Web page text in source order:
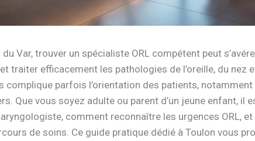
Var, trouver un spécialiste ORL compétent peut
traiter efficacement les pathologies de l’oreille, du nez
parfois l’orientation des patients, notamment
Que vous soyez adulte ou parent d’un jeune enfant, il
comment reconnaître les urgences ORL,
de soins. Ce guide pratique dédié à Toulon vous